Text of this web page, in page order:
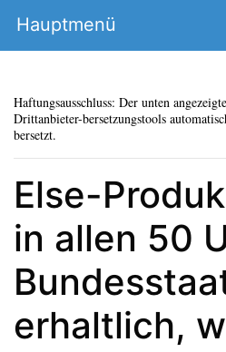
Hauptmenü
Haftungsausschluss: Der unten
Drittanbieter-bersetzungstools
bersetzt.
Else-
in allen 50
erhaltlich,